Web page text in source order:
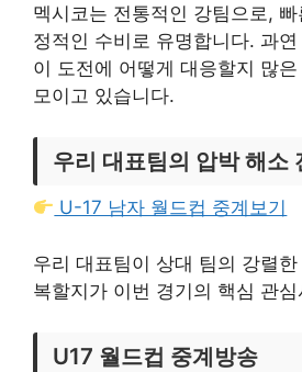
멕시코는 전통적인 강팀으로,
정적인 수비로 유명합니다. 과
이 도전에 어떻게 대응할지 많
모이고 있습니다.
우리 대표팀의 압박 해소
U-17 남자 월드컵 중계보기
우리 대표팀이 상대 팀의 강렬
복할지가 이번 경기의 핵심 관
U17 월드컵 중계방송